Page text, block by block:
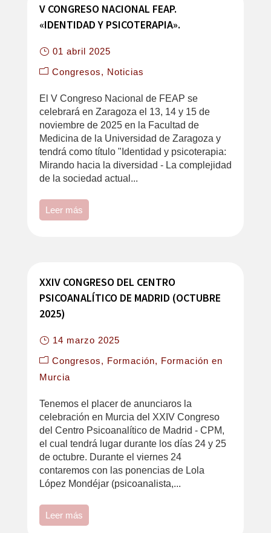
V CONGRESO NACIONAL FEAP.
«IDENTIDAD Y PSICOTERAPIA».
01 abril 2025
Congresos
Noticias
El V Congreso Nacional de FEAP se
celebrará en Zaragoza el 13, 14 y 15 de
noviembre de 2025 en la Facultad de
Medicina de la Universidad de Zaragoza y
tendrá como título "Identidad y psicoterapia:
Mirando hacia la diversidad - La complejidad
de la sociedad actual...
Leer más
XXIV CONGRESO DEL CENTRO
PSICOANALÍTICO DE MADRID (OCTUBRE
2025)
14 marzo 2025
Congresos
Formación
Formación en
Murcia
Tenemos el placer de anunciaros la
celebración en Murcia del XXIV Congreso
del Centro Psicoanalítico de Madrid - CPM,
el cual tendrá lugar durante los días 24 y 25
de octubre. Durante el viernes 24
contaremos con las ponencias de Lola
López Mondéjar (psicoanalista,...
Leer más